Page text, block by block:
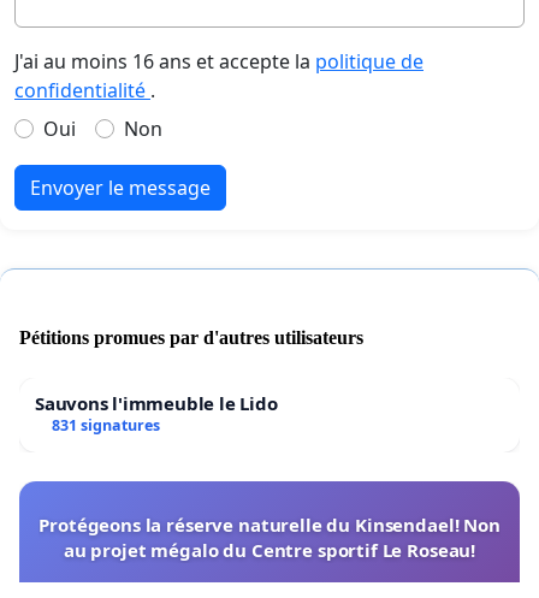
J'ai au moins 16 ans et accepte la politique de
confidentialité .
Oui
Non
Envoyer le message
Pétitions promues par d'autres utilisateurs
Sauvons l'immeuble le Lido
831 signatures
Protégeons la réserve naturelle du Kinsendael! Non
au projet mégalo du Centre sportif Le Roseau!